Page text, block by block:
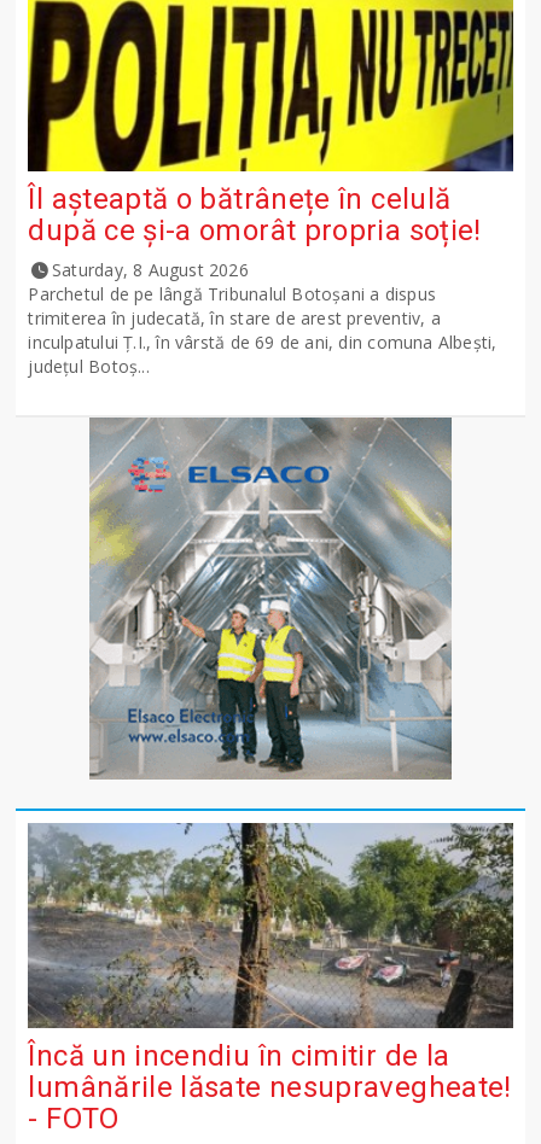
Îl așteaptă o bătrânețe în celulă
după ce și-a omorât propria soție!
Saturday, 8 August 2026
Parchetul de pe lângă Tribunalul Botoşani a dispus
trimiterea în judecată, în stare de arest preventiv, a
inculpatului Ț.I., în vârstă de 69 de ani, din comuna Albești,
județul Botoș...
Încă un incendiu în cimitir de la
lumânările lăsate nesupravegheate!
- FOTO